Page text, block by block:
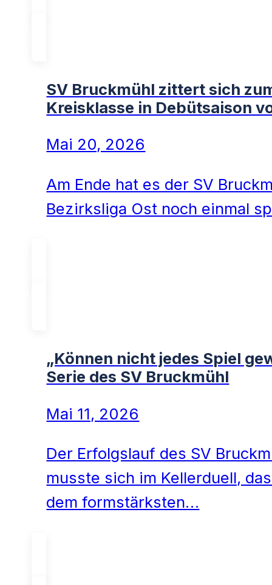
SV Bruckmühl zittert sich
Kreisklasse in Debütsaison
Mai 20, 2026
Am Ende hat es der SV
Bezirksliga Ost noch einmal
„Können nicht jedes Spiel
Serie des SV Bruckmühl
Mai 11, 2026
Der Erfolgslauf des SV
musste sich im Kellerduell,
dem formstärksten…